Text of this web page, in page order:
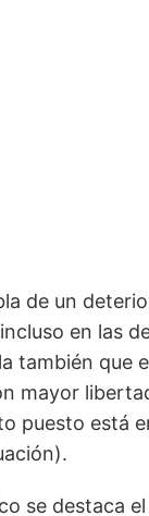
de un
en las
también que
mayor
puesto está
se destaca